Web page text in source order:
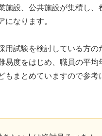
施設、公共施設が集積し、
になります。
用試験を検討している方の
易度をはじめ、職員の平均
もまとめていますので参考